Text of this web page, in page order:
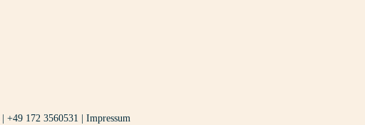
+49 172 3560531 Impressum